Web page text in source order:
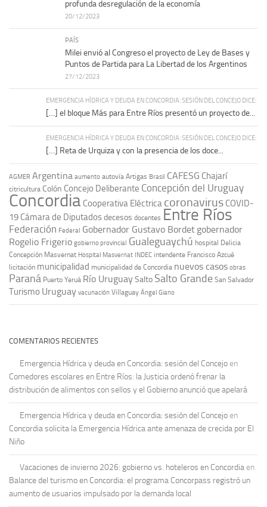
profunda desregulación de la economía
20/12/2023
PAÍS
Milei envió al Congreso el proyecto de Ley de Bases y
Puntos de Partida para La Libertad de los Argentinos
27/12/2023
EMERGENCIA HÍDRICA Y DEUDA EN CONCORDIA: SESIÓN DEL CONCEJO DICE:
[…] el bloque Más para Entre Ríos presentó un proyecto de...
EMERGENCIA HÍDRICA Y DEUDA EN CONCORDIA: SESIÓN DEL CONCEJO DICE:
[…] Reta de Urquiza y con la presencia de los doce...
AGMER Argentina aumento autovía Artigas Brasil CAFESG Chajarí
citricultura Colón Concejo Deliberante Concepción del Uruguay
Concordia Cooperativa Eléctrica coronavirus COVID-
19 Cámara de Diputadosdecesos docentes Entre Ríos
Federación Federal Gobernador Gustavo Bordet gobernador
Rogelio Frigerio gobierno provincial Gualeguaychú hospital Delicia
Concepción Masvernat Hospital Masvernat INDEC intendente Francisco Azcué
licitación municipalidad municipalidad de Concordia nuevos casos obras
Paraná Puerto Yeruá Río UruguaySalto Salto Grande San Salvador
Turismo Uruguay vacunación Villaguay Ángel Giano
COMENTARIOS RECIENTES
Emergencia Hídrica y deuda en Concordia: sesión del Concejo en
Comedores escolares en Entre Ríos: la Justicia ordenó frenar la
distribución de alimentos con sellos y el Gobierno anunció que apelará
Emergencia Hídrica y deuda en Concordia: sesión del Concejo en
Concordia solicita la Emergencia Hídrica ante amenaza de crecida por El
Niño
Vacaciones de invierno 2026: gobierno vs. hoteleros en Concordia en
Balance del turismo en Concordia: el programa Concorpass registró un
aumento de usuarios impulsado por la demanda local